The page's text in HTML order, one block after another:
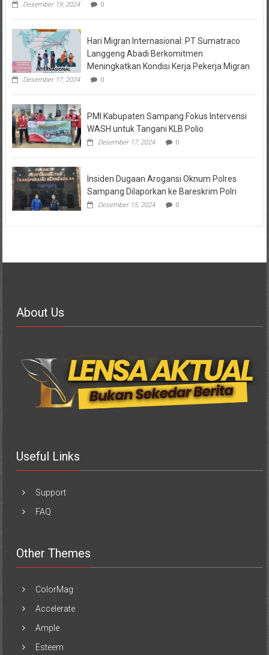
Desember 19, 2024 0
Hari Migran Internasional: PT Sumatraco
Langgeng Abadi Berkomitmen
Meningkatkan Kondisi Kerja Pekerja Migran
Desember 17, 2024 0
PMI Kabupaten Sampang Fokus Intervensi
WASH untuk Tangani KLB Polio
Desember 17, 2024 0
Insiden Dugaan Arogansi Oknum Polres
Sampang Dilaporkan ke Bareskrim Polri
Desember 15, 2024 0
About Us
Useful Links
Support
FAQ
Other Themes
ColorMag
Accelerate
Ample
Esteem